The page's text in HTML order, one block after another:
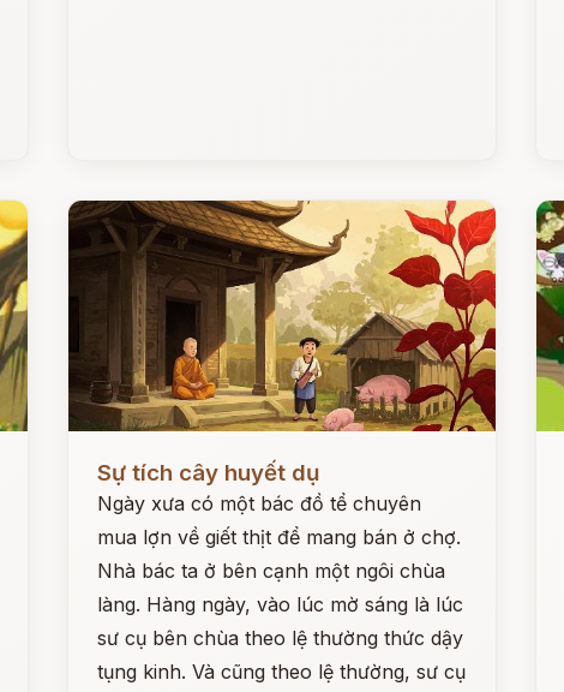
Sự tích cây huyết dụ
Ngày xưa có một bác đồ tể chuyên
mua lợn về giết thịt để mang bán ở chợ.
Nhà bác ta ở bên cạnh một ngôi chùa
làng. Hàng ngày, vào lúc mờ sáng là lúc
sư cụ bên chùa theo lệ thường thức dậy
tụng kinh. Và cũng theo lệ thường, sư cụ